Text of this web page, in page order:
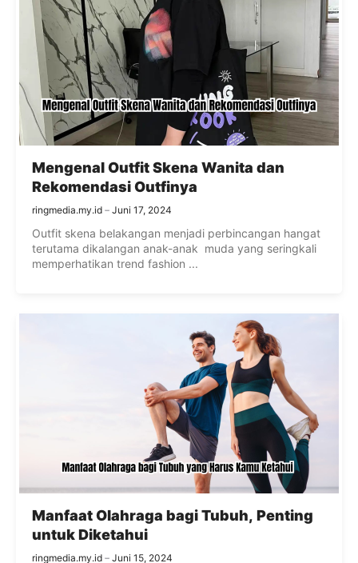
Mengenal Outfit Skena Wanita dan
Rekomendasi Outfinya
ringmedia.my.id Juni 17, 2024
Outfit skena belakangan menjadi perbincangan hangat
terutama dikalangan anak-anak muda yang seringkali
memperhatikan trend fashion ...
Manfaat Olahraga bagi Tubuh, Penting
untuk Diketahui
ringmedia.my.id Juni 15, 2024